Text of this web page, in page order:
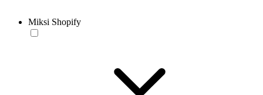
Miksi Shopify